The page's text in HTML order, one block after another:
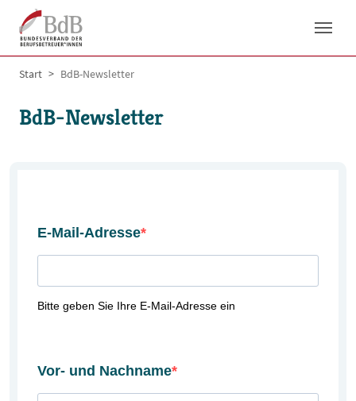
Skip to main navigation
Skip to main content
Skip to page footer
You are here:
Start BdB-Newsletter
BdB-Newsletter
E-Mail-Adresse
Bitte geben Sie Ihre E-Mail-Adresse ein
Vor- und Nachname